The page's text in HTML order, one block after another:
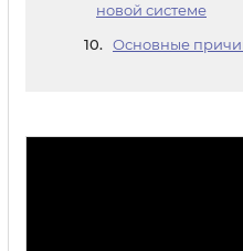
новой системе
Основные